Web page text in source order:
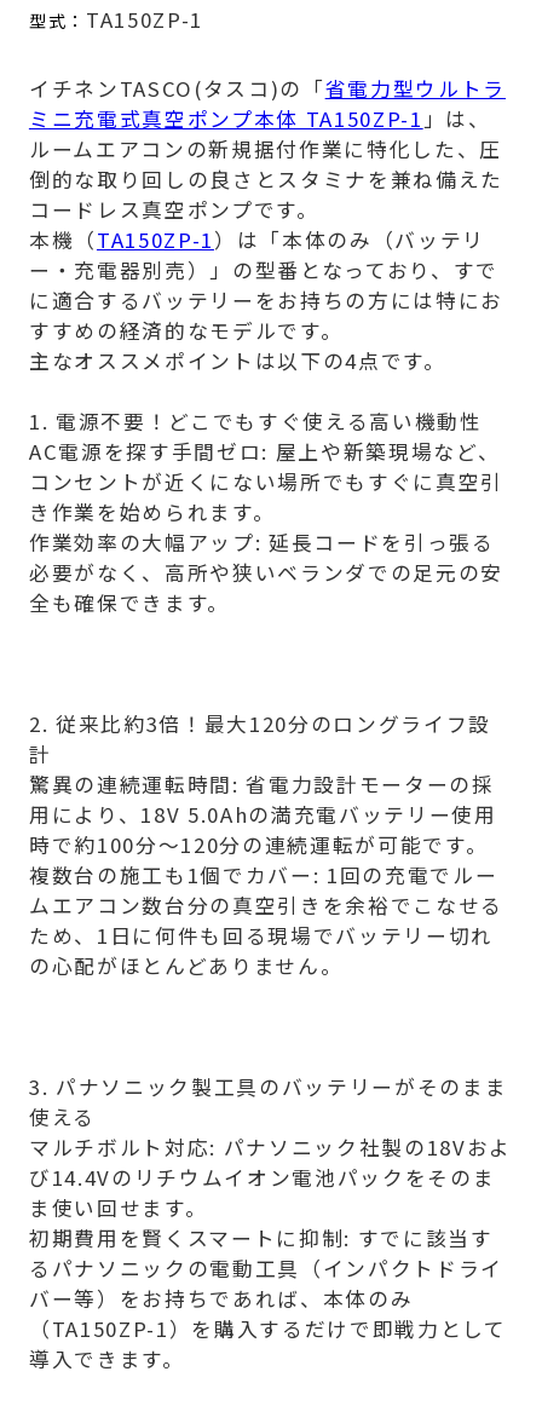
型式： TA150ZP-1
イチネンTASCO(タスコ)の「省電力型ウルトラ
ミニ充電式真空ポンプ本体 TA150ZP-1」は、
ルームエアコンの新規据付作業に特化した、圧
倒的な取り回しの良さとスタミナを兼ね備えた
コードレス真空ポンプです。
本機（TA150ZP-1）は「本体のみ（バッテリ
ー・充電器別売）」の型番となっており、すで
に適合するバッテリーをお持ちの方には特にお
すすめの経済的なモデルです。
主なオススメポイントは以下の4点です。
1. 電源不要！どこでもすぐ使える高い機動性
AC電源を探す手間ゼロ: 屋上や新築現場など、
コンセントが近くにない場所でもすぐに真空引
き作業を始められます。
作業効率の大幅アップ: 延長コードを引っ張る
必要がなく、高所や狭いベランダでの足元の安
全も確保できます。
2. 従来比約3倍！最大120分のロングライフ設
計
驚異の連続運転時間: 省電力設計モーターの採
用により、18V 5.0Ahの満充電バッテリー使用
時で約100分〜120分の連続運転が可能です。
複数台の施工も1個でカバー: 1回の充電でルー
ムエアコン数台分の真空引きを余裕でこなせる
ため、1日に何件も回る現場でバッテリー切れ
の心配がほとんどありません。
3. パナソニック製工具のバッテリーがそのまま
使える
マルチボルト対応: パナソニック社製の18Vおよ
び14.4Vのリチウムイオン電池パックをそのま
ま使い回せます。
初期費用を賢くスマートに抑制: すでに該当す
るパナソニックの電動工具（インパクトドライ
バー等）をお持ちであれば、本体のみ
（TA150ZP-1）を購入するだけで即戦力として
導入できます。